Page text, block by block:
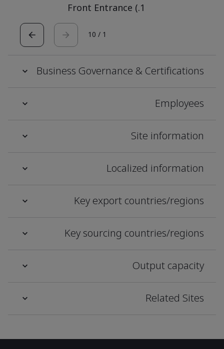
1.) Front Entrance
1
/
10
Business Governance & Certifications
Employees
Site information
Localized information
Key export countries/regions
Key sourcing countries/regions
Output capacity
Related Sites